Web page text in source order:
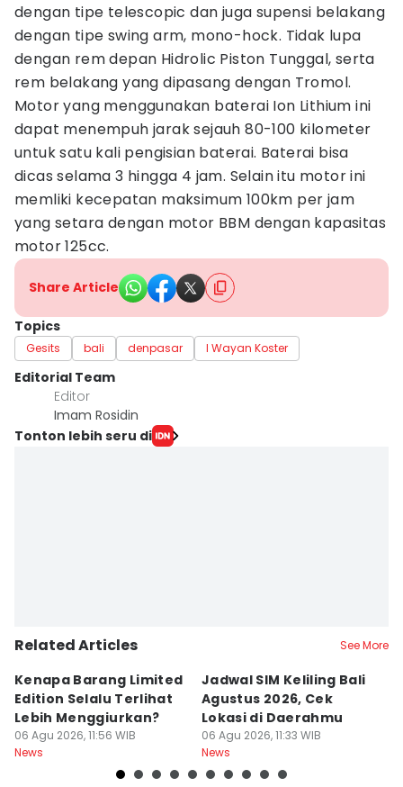
dengan tipe telescopic dan juga supensi belakang
dengan tipe swing arm, mono-hock. Tidak lupa
dengan rem depan Hidrolic Piston Tunggal, serta
rem belakang yang dipasang dengan Tromol.
Motor yang menggunakan baterai Ion Lithium ini
dapat menempuh jarak sejauh 80-100 kilometer
untuk satu kali pengisian baterai. Baterai bisa
dicas selama 3 hingga 4 jam. Selain itu motor ini
memliki kecepatan maksimum 100km per jam
yang setara dengan motor BBM dengan kapasitas
motor 125cc.
Share Article
Topics
Gesits bali denpasar I Wayan Koster
Editorial Team
Editor
Imam Rosidin
Tonton lebih seru di
Related Articles See More
Kenapa Barang Limited
Edition Selalu Terlihat
Lebih Menggiurkan?
06 Agu 2026, 11:56 WIB
News
Jadwal SIM Keliling Bali
Agustus 2026, Cek
Lokasi di Daerahmu
06 Agu 2026, 11:33 WIB
News